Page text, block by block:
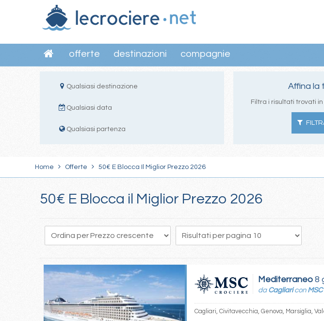
offerte destinazioni compagnie
Qualsiasi destinazione
Qualsiasi data
Qualsiasi partenza
Affina la
Filtra i risultati trovati
Home Offerte 50€ E Blocca Il Miglior Prezzo 2026
50€ E Blocca il Miglior Prezzo 2026
1 3 4 5 6
Mediterraneo 8
da Cagliaricon
Cagliari, Civitavecchia, Genova, Marsiglia,